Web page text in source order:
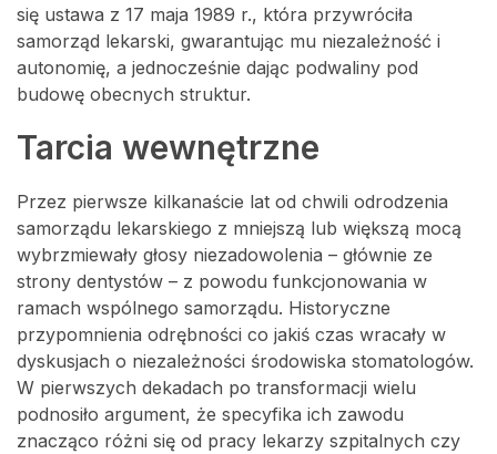
się ustawa z 17 maja 1989 r., która przywróciła
samorząd lekarski, gwarantując mu niezależność i
autonomię, a jednocześnie dając podwaliny pod
budowę obecnych struktur.
Tarcia wewnętrzne
Przez pierwsze kilkanaście lat od chwili odrodzenia
samorządu lekarskiego z mniejszą lub większą mocą
wybrzmiewały głosy niezadowolenia – głównie ze
strony dentystów – z powodu funkcjonowania w
ramach wspólnego samorządu. Historyczne
przypomnienia odrębności co jakiś czas wracały w
dyskusjach o niezależności środowiska stomatologów.
W pierwszych dekadach po transformacji wielu
podnosiło argument, że specyfika ich zawodu
znacząco różni się od pracy lekarzy szpitalnych czy